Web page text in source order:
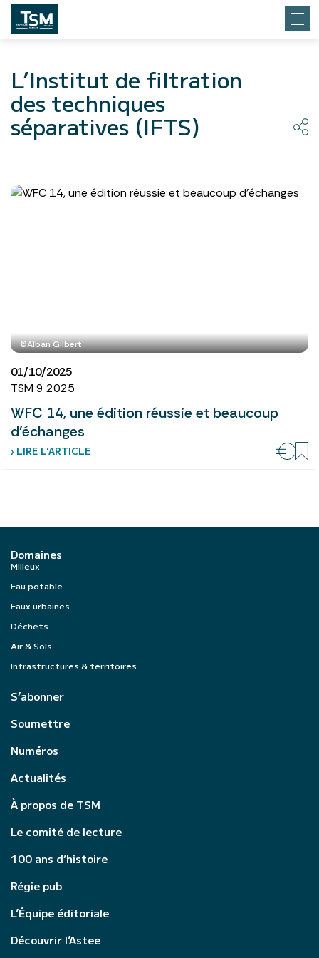
L’Institut de filtration
des techniques
séparatives (IFTS)
©Alban Gilbert
01/10/2025
TSM 9 2025
WFC 14, une édition réussie et beaucoup
d’échanges
› LIRE L’ARTICLE
Domaines
Milieux
Eau potable
Eaux urbaines
Déchets
Air & Sols
Infrastructures & territoires
S’abonner
Soumettre
Numéros
Actualités
À propos de TSM
Le comité de lecture
100 ans d’histoire
Régie pub
L’Équipe éditoriale
Découvrir l’Astee